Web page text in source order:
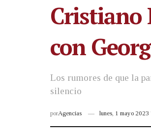
Cristiano
con
Los rumores de que la
silencio
porAgencias lunes, 1 mayo